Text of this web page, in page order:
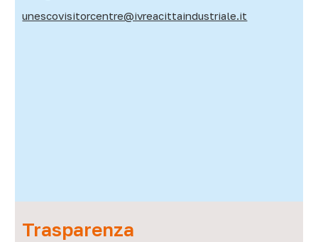
unescovisitorcentre@ivreacittaindustriale.it
Trasparenza